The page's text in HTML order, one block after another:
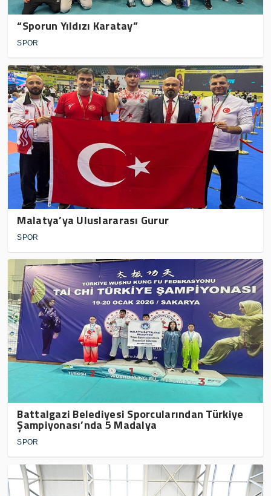
“Sporun Yıldızı Karatay”
SPOR
Malatya’ya Uluslararası Gurur
SPOR
Battalgazi Belediyesi Sporcularından Türkiye
Şampiyonası’nda 5 Madalya
SPOR